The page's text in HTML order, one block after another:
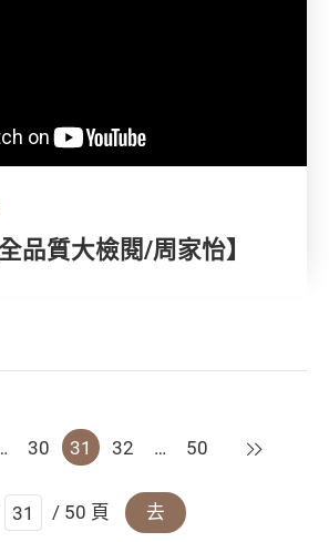
品質大檢閱/周家怡】
30 31 32 … 50 下一頁
/ 50 頁 去